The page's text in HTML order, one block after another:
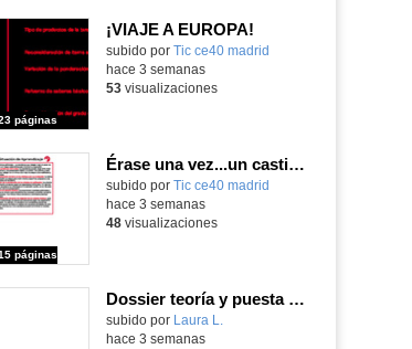
¡VIAJE A EUROPA!
subido por Tic ce40 madrid
páginas
hace 3 semanas
53visualizaciones
Érase una vez...un castillo medieval
subido por Tic ce40 madrid
páginas
hace 3 semanas
48visualizaciones
Dossier teoría y puesta en práctica Äprendizaje Basado en Juegos en Educación Infantil y Primaria
Contenido educativo.
subido por Laura L.
hace 3 semanas